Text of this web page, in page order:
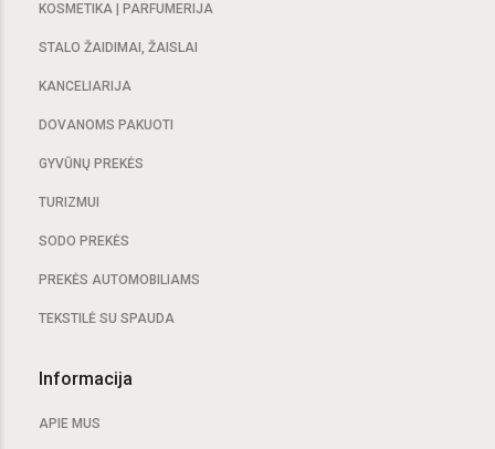
KOSMETIKA | PARFUMERIJA
STALO ŽAIDIMAI, ŽAISLAI
KANCELIARIJA
DOVANOMS PAKUOTI
GYVŪNŲ PREKĖS
TURIZMUI
SODO PREKĖS
PREKĖS AUTOMOBILIAMS
TEKSTILĖ SU SPAUDA
Informacija
APIE MUS